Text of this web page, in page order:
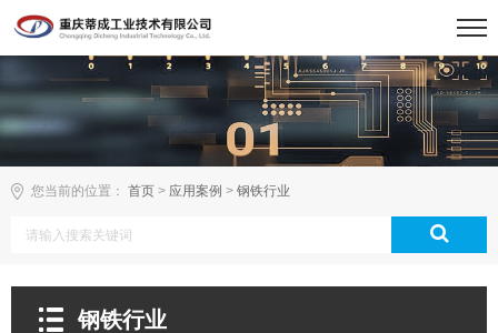
您当前的位置： 首页 > 应用案例 > 钢铁行业
钢铁行业